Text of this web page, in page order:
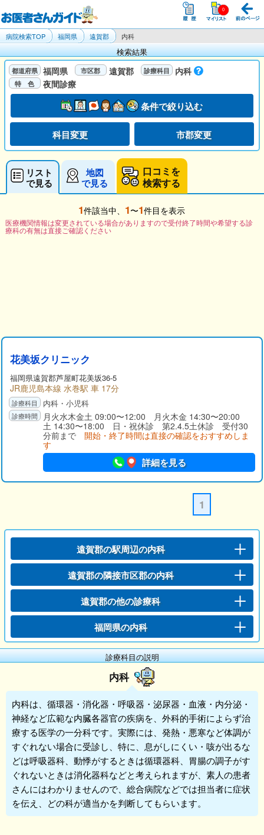
病院検索TOP 福岡県 遠賀郡 内科
検索結果
福岡県 遠賀郡
内科
夜間診療
条件で絞り込む
科目変更 市郡変更
リスト
で見る
地図
で見る
口コミを
検索する
1件該当中、 1〜1件目を表示
医療機関情報は変更されている場合がありますので受付終了時間や希望する診
療科の有無は直接ご確認ください
花美坂クリニック
福岡県遠賀郡芦屋町花美坂36-5
JR鹿児島本線 水巻駅 車 17分
内科・小児科
月火水木金土 09:00〜12:00 月火木金 14:30〜20:00
土 14:30〜18:00 日・祝休診 第2.4.5土休診 受付30
分前まで 開始・終了時間は直接の確認をおすすめしま
す
詳細を見る
1
遠賀郡の駅周辺の内科
遠賀郡の隣接市区郡の内科
遠賀郡の他の診療科
福岡県の内科
診療科目の説明
内科
内科は、循環器・消化器・呼吸器・泌尿器・血液・内分泌・
神経など広範な内臓各器官の疾病を、外科的手術によらず治
療する医学の一分科です。実際には、発熱・悪寒など体調が
すぐれない場合に受診し、特に、息がしにくい・咳が出るな
どは呼吸器科、動悸がするときは循環器科、胃腸の調子がす
ぐれないときは消化器科などと考えられますが、素人の患者
さんにはわかりませんので、総合病院などでは担当者に症状
を伝え、どの科が適当かを判断してもらいます。